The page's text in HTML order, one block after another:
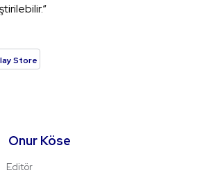
Store
Onur Köse
Editör